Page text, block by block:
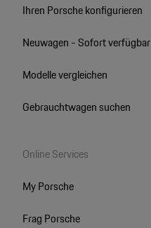
Ihren Porsche konfigurieren
Neuwagen - Sofort verfügbar
Modelle vergleichen
Gebrauchtwagen suchen
Online Services
My Porsche
Frag Porsche